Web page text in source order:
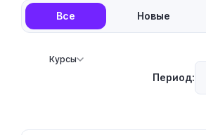
Все Новые
Курсы
Период: